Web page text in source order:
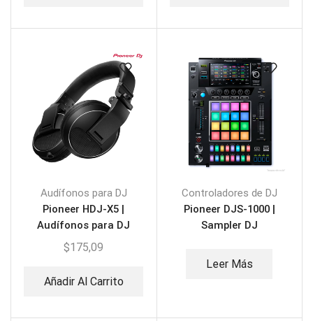
Audífonos para DJ
Pioneer HDJ-X5 |
Audífonos para DJ
$175,09
Añadir Al Carrito
Controladores de DJ
Pioneer DJS-1000 |
Sampler DJ
Leer Más